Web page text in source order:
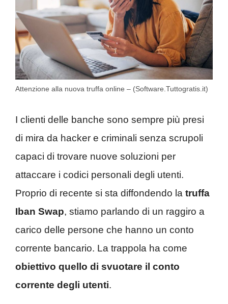
Attenzione alla nuova truffa online – (Software.Tuttogratis.it)
I clienti delle banche sono sempre più presi
di mira da hacker e criminali senza scrupoli
capaci di trovare nuove soluzioni per
attaccare i codici personali degli utenti.
Proprio di recente si sta diffondendo la truffa
Iban Swap, stiamo parlando di un raggiro a
carico delle persone che hanno un conto
corrente bancario. La trappola ha come
obiettivo quello di svuotare il conto
corrente degli utenti.